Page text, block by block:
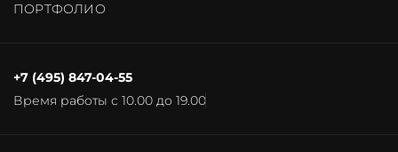
ПОРТФОЛИО
Время работы с 10.00 до 19.00
+7 (495) 847-04-55